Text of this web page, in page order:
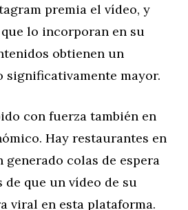
premia el vídeo, y
lo incorporan en su
obtienen un
significativamente mayor.
con fuerza también en
Hay restaurantes en
generado colas de espera
que un vídeo de su
viral en esta plataforma.